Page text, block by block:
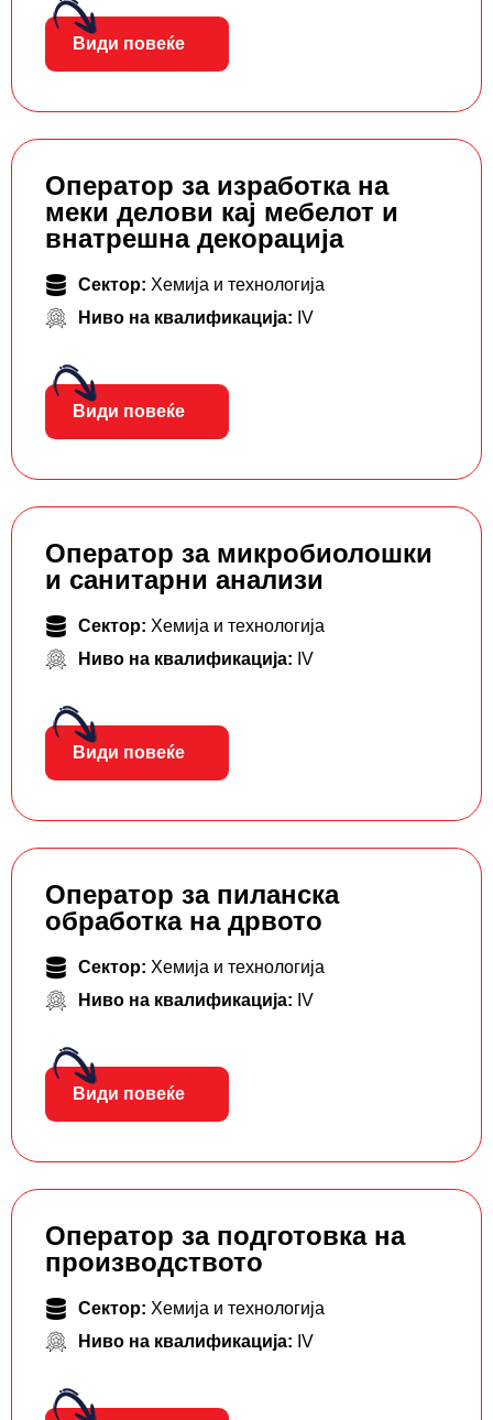
Види повеќе
Оператор за изработка на
меки делови кај мебелот и
внатрешна декорација
Сектор: Хемија и технологија
Ниво на квалификација: IV
Види повеќе
Оператор за микробиолошки
и санитарни анализи
Сектор: Хемија и технологија
Ниво на квалификација: IV
Види повеќе
Оператор за пиланска
обработка на дрвото
Сектор: Хемија и технологија
Ниво на квалификација: IV
Види повеќе
Оператор за подготовка на
производството
Сектор: Хемија и технологија
Ниво на квалификација: IV